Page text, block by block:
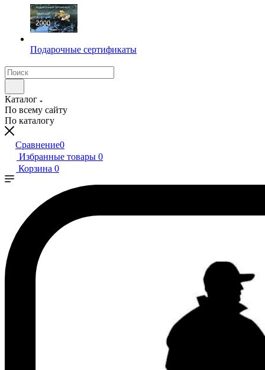
Подарочные сертификаты
Каталог
По всему сайту
По каталогу
Сравнение0
Избранные товары 0
Корзина 0